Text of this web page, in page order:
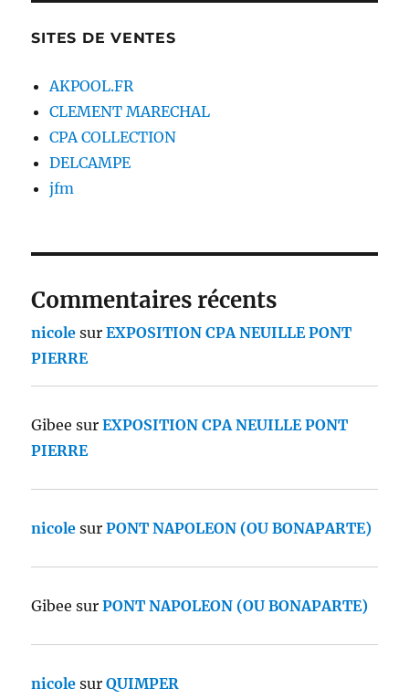
SITES DE VENTES
AKPOOL.FR
CLEMENT MARECHAL
CPA COLLECTION
DELCAMPE
jfm
Commentaires récents
nicole surEXPOSITION CPA NEUILLE PONT
PIERRE
Gibee surEXPOSITION CPA NEUILLE PONT
PIERRE
nicole surPONT NAPOLEON (OU BONAPARTE)
Gibee surPONT NAPOLEON (OU BONAPARTE)
nicole surQUIMPER